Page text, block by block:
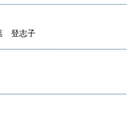
登志子